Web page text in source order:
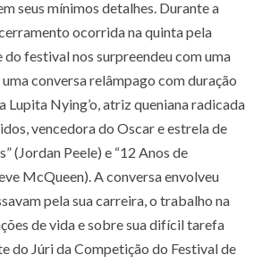
seus mínimos detalhes. Durante a
ocorrida na quinta pela
do festival nos surpreendeu com uma
conversa relâmpago com duração
Lupita Nying’o, atriz queniana radicada
vencedora do Oscar e estrela de
(Jordan Peele) e “12 Anos de
McQueen). A conversa envolveu
pela sua carreira, o trabalho na
de vida e sobre sua difícil tarefa
do Júri da Competição do Festival de